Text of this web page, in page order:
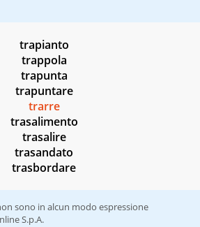
trapianto
trappola
trapunta
trapuntare
trarre
trasalimento
trasalire
trasandato
trasbordare
sono in alcun modo espressione
S.p.A.